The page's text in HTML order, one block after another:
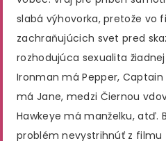
slabá výhovorka, pretože vo
zachraňujúcich svet pred
rozhodujúca sexualita
Ironman má Pepper,
má Jane, medzi Čiernou
Hawkeye má manželku, atď.
problém nevystrihnúť z filmu